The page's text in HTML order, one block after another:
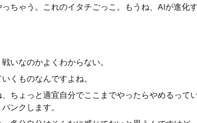
ちゃう。これのイタチごっこ。もうね、AIが進化
いなのかよくわからない。
くものなんですよね。
ちょっと適宜自分でここまでやったらやめるって
ンクします。